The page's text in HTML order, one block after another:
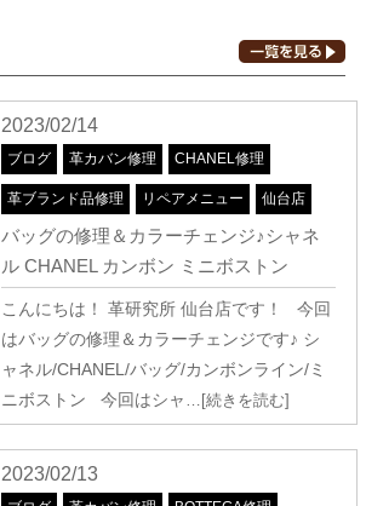
2023/02/14
ブログ 革カバン修理 CHANEL修理
革ブランド品修理 リペアメニュー 仙台店
バッグの修理＆カラーチェンジ♪シャネ
ル CHANEL カンボン ミニボストン
こんにちは！ 革研究所 仙台店です！ 今回
はバッグの修理＆カラーチェンジです♪ シ
ャネル/CHANEL/バッグ/カンボンライン/ミ
ニボストン 今回はシャ …[続きを読む]
2023/02/13